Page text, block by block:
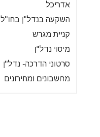
אדריכל
השקעה בנדל"ן בחו"ל
קניית מגרש
מיסוי נדל"ן
סרטוני הדרכה- נדל"ן
מחשבונים ומחירונים